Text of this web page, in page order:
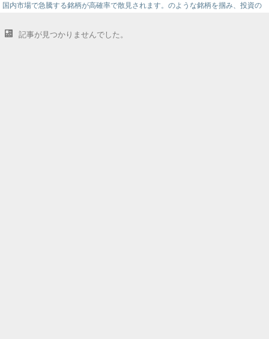
国内市場で急騰する銘柄が高確率で散見されます。のような銘柄を掴み、投資の
投資戦略に困っている初心者の投資家様をサポートする環境を…
記事が見つかりませんでした。